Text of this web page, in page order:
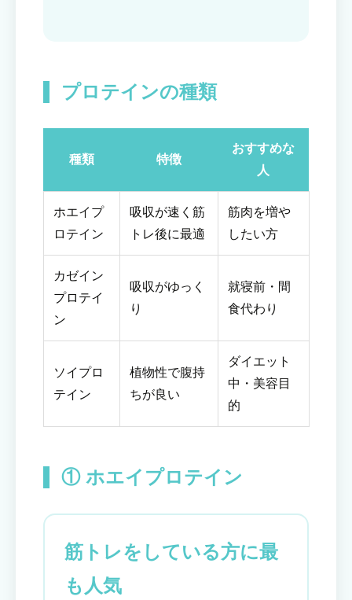
プロテインの種類
種類 特徴
おすすめな
人
ホエイプ
ロテイン
吸収が速く筋
トレ後に最適
筋肉を増や
したい方
カゼイン
プロテイ
ン
吸収がゆっく
り
就寝前・間
食代わり
ソイプロ
テイン
植物性で腹持
ちが良い
ダイエット
中・美容目
的
① ホエイプロテイン
筋トレをしている方に最
も人気